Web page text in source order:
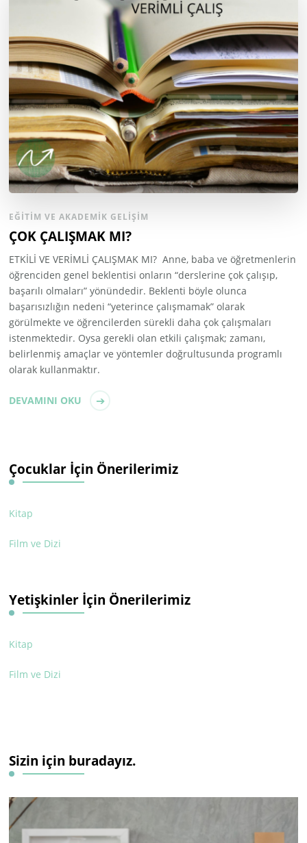
EĞITIM VE AKADEMIK GELIŞIM
ÇOK ÇALIŞMAK MI?
ETKİLİ VE VERİMLİ ÇALIŞMAK MI? Anne, baba ve öğretmenlerin
öğrenciden genel beklentisi onların “derslerine çok çalışıp,
başarılı olmaları” yönündedir. Beklenti böyle olunca
başarısızlığın nedeni “yeterince çalışmamak” olarak
görülmekte ve öğrencilerden sürekli daha çok çalışmaları
istenmektedir. Oysa gerekli olan etkili çalışmak; zamanı,
belirlenmiş amaçlar ve yöntemler doğrultusunda programlı
olarak kullanmaktır.
DEVAMINI OKU
Çocuklar İçin Önerilerimiz
Kitap
Film ve Dizi
Yetişkinler İçin Önerilerimiz
Kitap
Film ve Dizi
Sizin için buradayız.